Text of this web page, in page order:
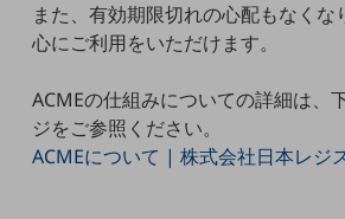
業務効率化
職場環境整備
地域共創・地方創生
また、有効期限切れの心配もなくな
心にご利用をいただけます。
ACMEの仕組みについての詳細は、
ジをご参照ください。
ACMEについて | 株式会社日本レジ